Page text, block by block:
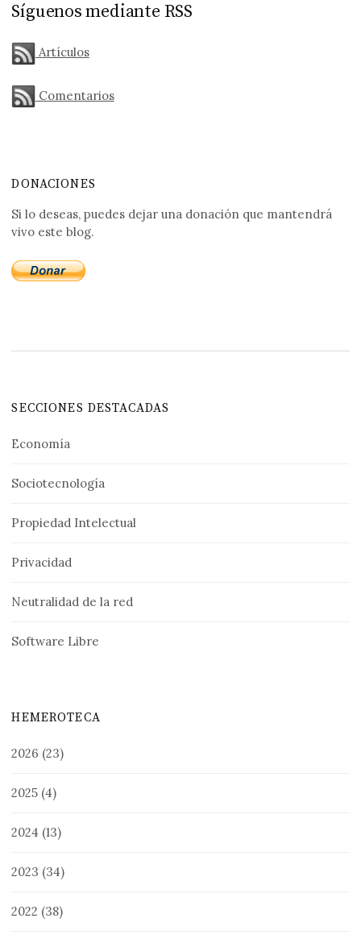
Síguenos mediante RSS
Artículos
Comentarios
DONACIONES
Si lo deseas, puedes dejar una donación que mantendrá
vivo este blog.
SECCIONES DESTACADAS
Economía
Sociotecnología
Propiedad Intelectual
Privacidad
Neutralidad de la red
Software Libre
HEMEROTECA
2026 (23)
2025 (4)
2024 (13)
2023 (34)
2022 (38)